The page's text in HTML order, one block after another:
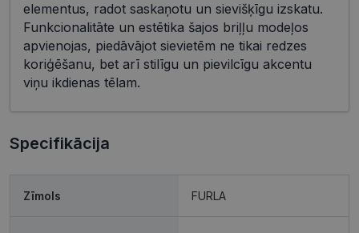
elementus, radot saskaņotu un sievišķīgu izskatu.
Funkcionalitāte un estētika šajos briļļu modeļos
apvienojas, piedāvājot sievietēm ne tikai redzes
koriģēšanu, bet arī stilīgu un pievilcīgu akcentu
viņu ikdienas tēlam.
Specifikācija
Zīmols FURLA